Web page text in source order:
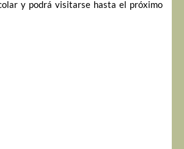
y podrá visitarse hasta el próximo